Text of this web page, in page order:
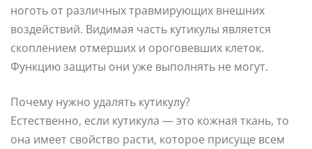
ноготь от различных травмирующих внешних
воздействий. Видимая часть кутикулы является
скоплением отмерших и ороговевших клеток.
Функцию защиты они уже выполнять не могут.
Почему нужно удалять кутикулу?
Естественно, если кутикула — это кожная ткань, то
она имеет свойство расти, которое присуще всем